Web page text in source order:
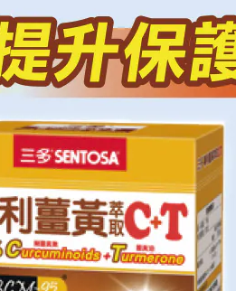
珍貴成分，與薑黃素有保健功效
高吸收率:含有珍貴薑黃油及
鹼，有效提高薑黃吸收利用率。
宅配
貨到付款
7-11 取貨付款
銀行轉帳／ATM
LINE Pay